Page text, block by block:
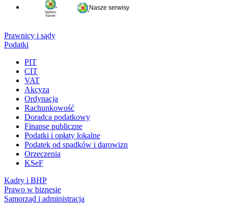
Nasze serwisy
Prawnicy i sądy
Podatki
PIT
CIT
VAT
Akcyza
Ordynacja
Rachunkowość
Doradca podatkowy
Finanse publiczne
Podatki i opłaty lokalne
Podatek od spadków i darowizn
Orzeczenia
KSeF
Kadry i BHP
Prawo w biznesie
Samorząd i administracja